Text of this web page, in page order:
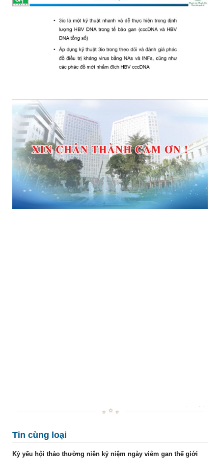
Tin cùng loại
Kỷ yếu hội thảo thường niên kỷ niệm ngày viêm gan thế giới